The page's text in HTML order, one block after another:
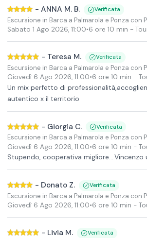
- ANNA M. B. Verificata
Escursione in Barca a Palmarola e Ponza con
Sabato 1 Ago 2026, 11:00•6 ore 10 min -
- Teresa M. Verificata
Escursione in Barca a Palmarola e Ponza con
Giovedì 6 Ago 2026, 11:00•6 ore 10 min -
Un mix perfetto di
autentico x il territorio
- Giorgia C. Verificata
Escursione in Barca a Palmarola e Ponza con
Giovedì 6 Ago 2026, 11:00•6 ore 10 min -
Stupendo, cooperativa migliore….Vincenzo
- Donato Z. Verificata
Escursione in Barca a Palmarola e Ponza con
Giovedì 6 Ago 2026, 11:00•6 ore 10 min -
- Livia M. Verificata